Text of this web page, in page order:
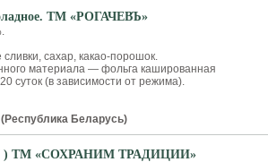
ТМ «РОГАЧЕВЪ»
сахар, какао-порошок.
материала — фольга кашированная
суток (в зависимости от режима).
Беларусь)
) ТМ «СОХРАНИМ ТРАДИЦИИ»